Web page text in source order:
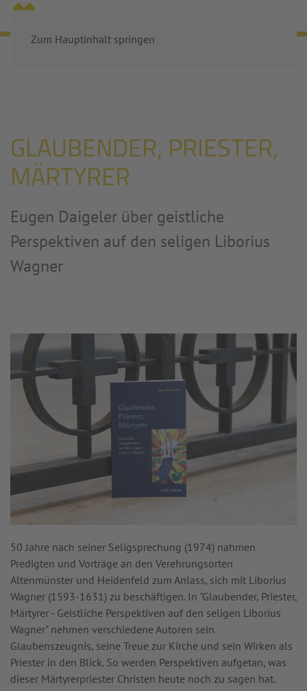
Zum Hauptinhalt springen
GLAUBENDER, PRIESTER,
MÄRTYRER
Eugen Daigeler über geistliche
Perspektiven auf den seligen Liborius
Wagner
50 Jahre nach seiner Seligsprechung (1974) nahmen
Predigten und Vorträge an den Verehrungsorten
Altenmünster und Heidenfeld zum Anlass, sich mit Liborius
Wagner (1593-1631) zu beschäftigen. In "Glaubender, Priester,
Märtyrer - Geistliche Perspektiven auf den seligen Liborius
Wagner" nehmen verschiedene Autoren sein
Glaubenszeugnis, seine Treue zur Kirche und sein Wirken als
Priester in den Blick. So werden Perspektiven aufgetan, was
dieser Märtyrerpriester Christen heute noch zu sagen hat.